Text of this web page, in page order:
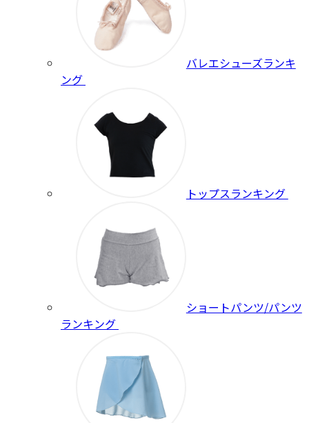
バレエシューズランキ
ング
トップスランキング
ショートパンツ/パンツ
ランキング